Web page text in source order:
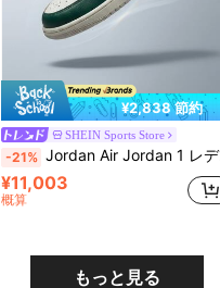
¥2,838 節約
SHEIN Sports Store
-21% Jordan Air Jordan 1 レディーススニーカー 耐久性 滑り止め サポート性 カジュアル ジム ブラック FQ8041-300-Import
¥11,003
概算
もっと見る